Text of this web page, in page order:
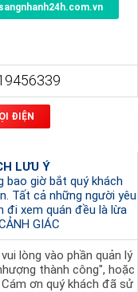
sangnhanh24h.com.vn
ĐIỆN
LƯU Ý
bao giờ bắt quý khách
Tất cả những người yêu
xem quán đều là lừa
GIÁC
lòng vào phần quản lý
thành công", hoặc
ơn quý khách đã sử